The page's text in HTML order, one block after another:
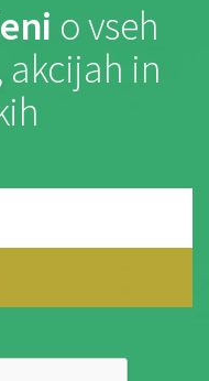
o vseh
in